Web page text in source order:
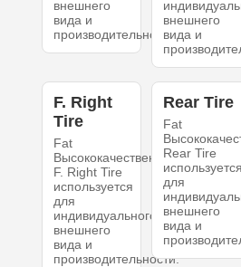
внешнего
вида и
производительности.
внешнего
вида и
F. Right
Tire
Fat
Высококачественный
F. Right Tire
используется
для
индивидуального
внешнего
вида и
производительности.
Rear Tire
Fat
Rear Tire
используется
для
внешнего
вида и